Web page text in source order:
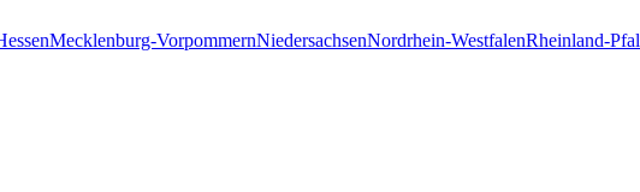
Mecklenburg-VorpommernNiedersachsenNordrhein-WestfalenRheinland-